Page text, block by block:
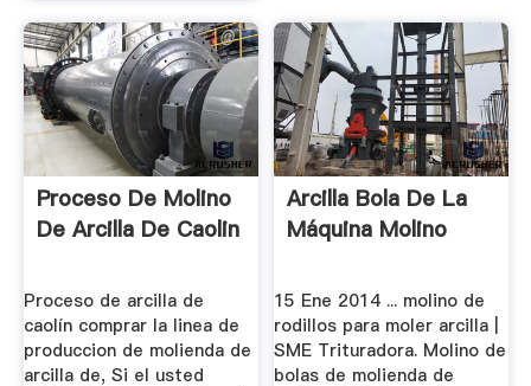
Proceso De Molino
De Arcilla De Caolin
Proceso de arcilla de
caolín comprar la linea de
produccion de molienda de
arcilla de, Si el usted
Arcilla Bola De La
Máquina Molino
15 Ene 2014 ... molino de
rodillos para moler arcilla |
SME Trituradora. Molino de
bolas de molienda de